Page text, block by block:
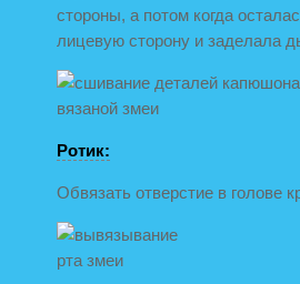
стороны, а потом когда
лицевую сторону и заделала
Ротик:
Обвязать отверстие в голове